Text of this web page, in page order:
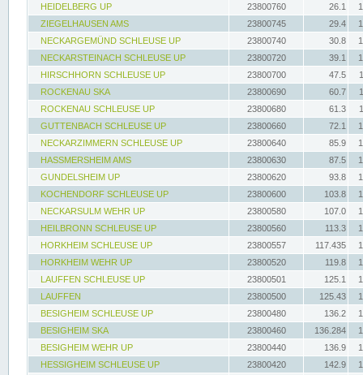
HEIDELBERG UP
23800760 26.1
ZIEGELHAUSEN AMS
23800745 29.4
NECKARGEMÜND SCHLEUSE UP
23800740 30.8
NECKARSTEINACH SCHLEUSE UP
23800720 39.1
HIRSCHHORN SCHLEUSE UP
23800700 47.5
ROCKENAU SKA
23800690 60.7
ROCKENAU SCHLEUSE UP
23800680 61.3
GUTTENBACH SCHLEUSE UP
23800660 72.1
NECKARZIMMERN SCHLEUSE UP
23800640 85.9
HASSMERSHEIM AMS
23800630 87.5
GUNDELSHEIM UP
23800620 93.8
KOCHENDORF SCHLEUSE UP
23800600 103.8
NECKARSULM WEHR UP
23800580 107.0
HEILBRONN SCHLEUSE UP
23800560 113.3
HORKHEIM SCHLEUSE UP
23800557 117.435
HORKHEIM WEHR UP
23800520 119.8
LAUFFEN SCHLEUSE UP
23800501 125.1
LAUFFEN
23800500 125.43
BESIGHEIM SCHLEUSE UP
23800480 136.2
BESIGHEIM SKA
23800460 136.284
BESIGHEIM WEHR UP
23800440 136.9
HESSIGHEIM SCHLEUSE UP
23800420 142.9